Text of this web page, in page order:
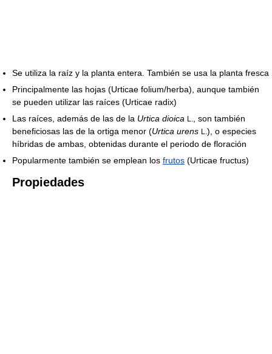
Se utiliza la raíz y la planta entera. También se usa la planta fresca
Principalmente las hojas (Urticae folium/herba), aunque también
se pueden utilizar las raíces (Urticae radix)
Las raíces, además de las de la Urtica dioica
, son también
beneficiosas las de la ortiga menor (Urtica urens
), o especies
híbridas de ambas, obtenidas durante el periodo de floración
Popularmente también se emplean los frutos (Urticae fructus)
Propiedades